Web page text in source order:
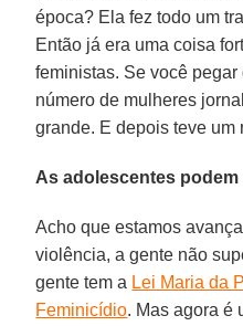
época? Ela fez todo um
Então já era uma coisa
feministas. Se você
número de mulheres
grande. E depois teve um
As adolescentes
Acho que estamos
violência, a gente não
gente tem a Lei Maria da
Feminicídio. Mas agora é